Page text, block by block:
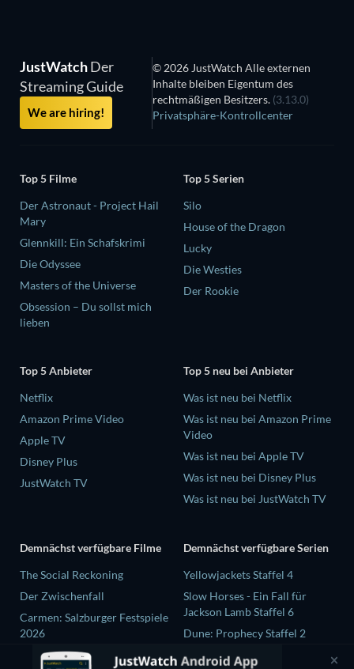
JustWatchDer
Streaming Guide
We are hiring!
© 2026 JustWatch Alle externen
Inhalte bleiben Eigentum des
rechtmäßigen Besitzers. (3.13.0)
Privatsphäre-Kontrollcenter
Top 5 Filme
Der Astronaut - Project Hail
Mary
Glennkill: Ein Schafskrimi
Die Odyssee
Masters of the Universe
Obsession – Du sollst mich
lieben
Top 5 Serien
Silo
House of the Dragon
Lucky
Die Westies
Der Rookie
Top 5 Anbieter
Netflix
Amazon Prime Video
Apple TV
Disney Plus
JustWatch TV
Top 5 neu bei Anbieter
Was ist neu bei Netflix
Was ist neu bei Amazon Prime
Video
Was ist neu bei Apple TV
Was ist neu bei Disney Plus
Was ist neu bei JustWatch TV
Demnächst verfügbare Filme
The Social Reckoning
Der Zwischenfall
Carmen: Salzburger Festspiele
2026
THE RIBBON HERO
Demnächst verfügbare Serien
Yellowjackets Staffel 4
Slow Horses - Ein Fall für
Jackson Lamb Staffel 6
Dune: Prophecy Staffel 2
The Gentlemen Staffel 2